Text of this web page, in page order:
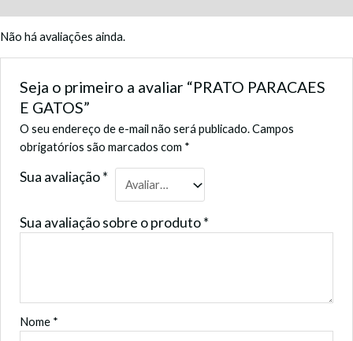
Não há avaliações ainda.
Seja o primeiro a avaliar “PRATO PARACAES
E GATOS”
O seu endereço de e-mail não será publicado.Campos
obrigatórios são marcados com *
Sua avaliação*
Sua avaliação sobre o produto*
Nome *